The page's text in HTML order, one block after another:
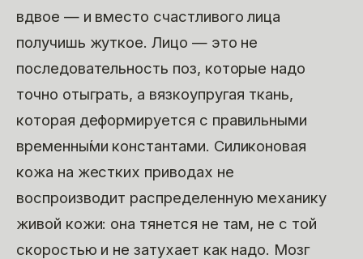
вдвое — и вместо счастливого лица
получишь жуткое. Лицо — это не
последовательность поз, которые надо
точно отыграть, а вязкоупругая ткань,
которая деформируется с правильными
временны́ми константами. Силиконовая
кожа на жестких приводах не
воспроизводит распределенную механику
живой кожи: она тянется не там, не с той
скоростью и не затухает как надо. Мозг